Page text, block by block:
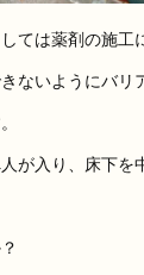
ては薬剤の施工
ないようにバリ
が入り、床下を